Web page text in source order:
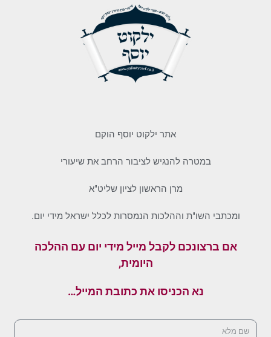
אתר ילקוט יוסף הוקם
במטרה להנגיש לציבור הרחב את שיעורי
מרן הראשון לציון שליט"א
ומכתבי השו"ת וההלכות הנמסרות לכלל ישראל מידי יום.
אם ברצונכם לקבל מייל מידי יום עם ההלכה
היומית,
נא הכניסו את כתובת המייל…